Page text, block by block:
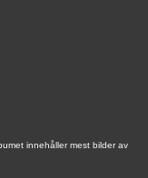
innehåller mest bilder av